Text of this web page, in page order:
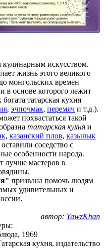
кулинарным искусством.
жизнь этого великого
монгольских времен
в основе которого лежит
татарская кухня
, эчпочмак, перемяч и т.д.).
похвастаться такой
татарская кухня и
, казанский плов, казылык
соседство с
особенности народа.
лучше мастеров в
призвана помочь людям
удивительных и
автор: YawzKhan
1969
кухня, издательство